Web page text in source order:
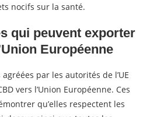
nocifs sur la santé.
qui peuvent exporter
Européenne
par les autorités de l’UE
vers l’Union Européenne. Ces
qu’elles respectent les